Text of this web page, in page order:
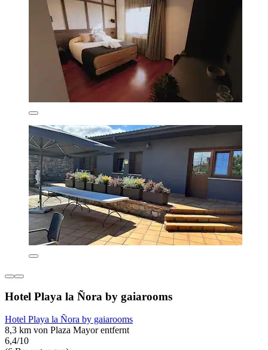
Hotel Playa la Ñora by gaiarooms
Hotel Playa la Ñora by gaiarooms
8,3 km von Plaza Mayor entfernt
6,4/10